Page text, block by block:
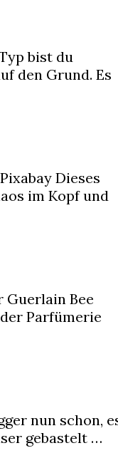
bist du
den Grund. Es
Dieses
im Kopf und
Guerlain Bee
Parfümerie
nun schon,
gebastelt …